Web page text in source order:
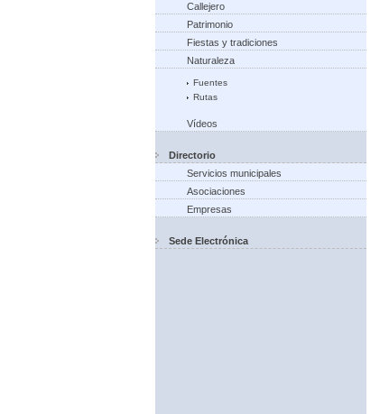
Callejero
Patrimonio
Fiestas y tradiciones
Naturaleza
Fuentes
Rutas
Vídeos
Directorio
Servicios municipales
Asociaciones
Empresas
Sede Electrónica